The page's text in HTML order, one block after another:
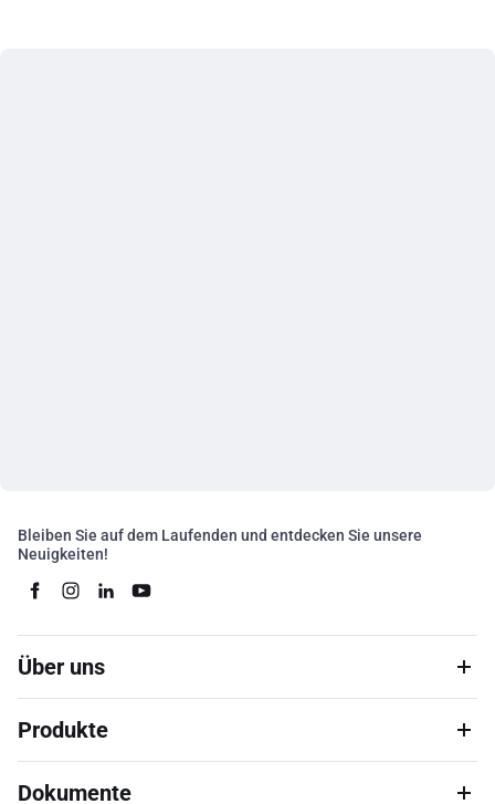
Bleiben Sie auf dem Laufenden und entdecken Sie unsere
Neuigkeiten!
Über uns
Produkte
Dokumente